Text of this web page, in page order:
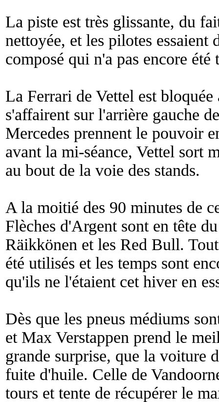
La piste est très glissante, du
nettoyée, et les pilotes essaient
composé qui n'a pas encore été
La Ferrari de Vettel est
s'affairent sur l'arrière gauche
Mercedes prennent le pouvoir
avant la mi-séance, Vettel sort
au bout de la voie des stands.
A la moitié des 90 minutes de
Flèches d'Argent sont en tête
Räikkönen et les Red Bull.
été utilisés et les temps sont
qu'ils ne l'étaient cet hiver en
Dès que les pneus médiums
et Max Verstappen prend le
grande surprise, que la voiture
fuite d'huile. Celle de
tours et tente de récupérer le